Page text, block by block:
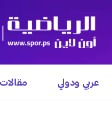
عربي ودولي مقالات